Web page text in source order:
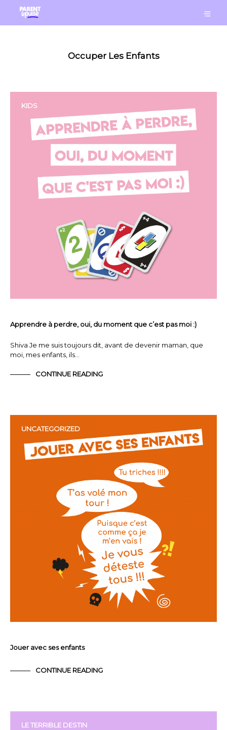
Occuper Les Enfants
KIDS
Apprendre à perdre, oui, du moment que c’est pas moi :)
Shiva Je me suis toujours dit, avant de devenir maman, que
moi, mes enfants, ils…
CONTINUE READING
UNCATEGORIZED
Jouer avec ses enfants
CONTINUE READING
LE TERRIBLE DESTIN